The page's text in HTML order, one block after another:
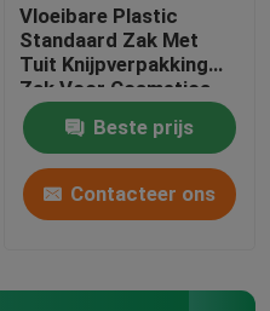
Vloeibare Plastic
Standaard Zak Met
Tuit Knijpverpakking
Zak Voor Cosmetica
Drank Lotion Spuitzak
Beste prijs
Contacteer ons